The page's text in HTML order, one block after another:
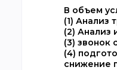
В объем
(1) Анализ
(2) Анализ
(3) звонок
(4)
снижение